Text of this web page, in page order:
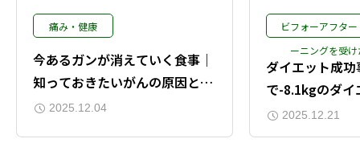
痛み・健康
今あるガンが消えていく食事｜
知っておきたいがんの原因と食
事の関係
2025.12.04
ビフォーアフタ
ーニングを受
ダイエット成
で-8.1kgのダイ
＆-10.5cmのお
女性
2025.12.21